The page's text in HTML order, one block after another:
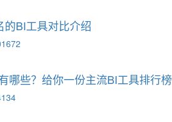
的BI工具对比介绍
哪些？给你一份主流BI工具排行榜